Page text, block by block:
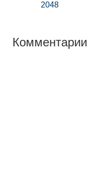
2048
Комментарии